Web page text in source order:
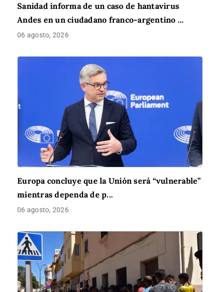
Sanidad informa de un caso de hantavirus
Andes en un ciudadano franco-argentino ...
06 agosto, 2026
Europa concluye que la Unión será “vulnerable”
mientras dependa de p...
06 agosto, 2026